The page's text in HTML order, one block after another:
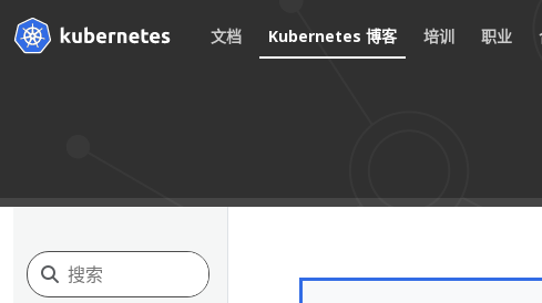
文档 Kubernetes 博客 培训 职业